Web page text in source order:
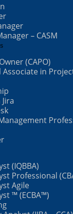
– CASM
(CAPO)
Associate in
(IQBBA)
Professional
Agile
™ (ECBA™)